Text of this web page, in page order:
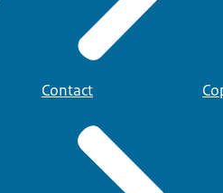
Contact